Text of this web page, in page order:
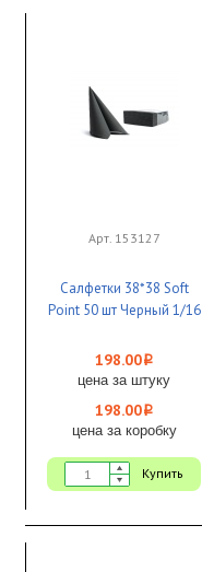
Арт. 153127
Салфетки 38*38 Soft
Point 50 шт Черный 1/16
198.00i
цена за штуку
198.00i
цена за коробку
Купить